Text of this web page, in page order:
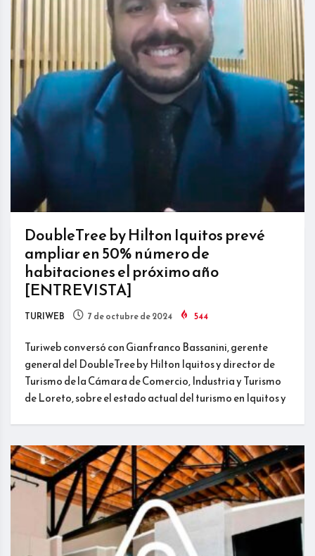
DoubleTree by Hilton Iquitos prevé
ampliar en 50% número de
habitaciones el próximo año
[ENTREVISTA]
TURIWEB 7 de octubre de 2024 544
Turiweb conversó con Gianfranco Bassanini, gerente
general del DoubleTree by Hilton Iquitos y director de
Turismo de la Cámara de Comercio, Industria y Turismo
de Loreto, sobre el estado actual del turismo en Iquitos y